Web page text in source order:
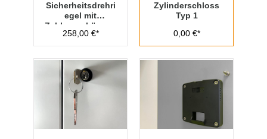
Sicherheitsdrehri
egel mit
Zahlenvorhänges
chloss Typ 1
258,00 €*
Zylinderschloss
Typ 1
0,00 €*